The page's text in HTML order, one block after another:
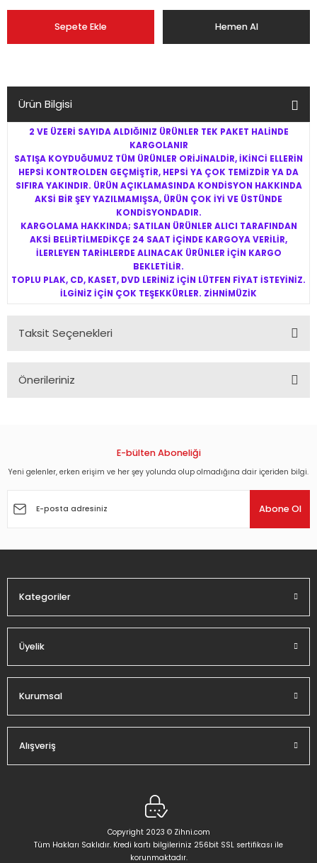
Sepete Ekle Hemen Al
Ürün Bilgisi
2 VE ÜZERİ SAYIDA ALDIĞINIZ ÜRÜNLER TEK PAKET HALİNDE
KARGOLANIR
SATIŞA KOYDUĞUMUZ TÜM ÜRÜNLER ORİJİNALDİR, İKİNCİ ELLERİN
HEPSİ KONTROLDEN GEÇMİŞTİR, HEPSİ YA ÇOK TEMİZDİR YA DA
SIFIRA YAKINDIR. ÜRÜN AÇIKLAMASINDA KONDİSYON HAKKINDA
AKSİ BİR ŞEY YAZILMAMIŞSA, ÜRÜN ÇOK İYİ VE ÜSTÜNDE
KONDİSYONDADIR.
KARGOLAMA HAKKINDA; SATILAN ÜRÜNLER ALICI TARAFINDAN
AKSİ BELİRTİLMEDİKÇE 24 SAAT İÇİNDE KARGOYA VERİLİR,
İLERLEYEN TARİHLERDE ALINACAK ÜRÜNLER İÇİN KARGO
BEKLETİLİR.
TOPLU PLAK, CD, KASET, DVD LERİNİZ İÇİN LÜTFEN FİYAT İSTEYİNİZ.
İLGİNİZ İÇİN ÇOK TEŞEKKÜRLER. ZİHNİMÜZİK
Taksit Seçenekleri
Önerileriniz
Görüş ve önerileriniz için teşekkür ederiz.
Ürün açıklamasında eksik bilgiler bulunuyor.
E-bülten Aboneliği
Yeni gelenler, erken erişim ve her şey yolunda olup olmadığına dair içeriden bilgi.
Abone Ol
Kategoriler
Üyelik
Kurumsal
Alışveriş
Copyright 2023 © Zihni.com
Tüm Hakları Saklıdır. Kredi kartı bilgileriniz 256bit SSL sertifikası ile
korunmaktadır.